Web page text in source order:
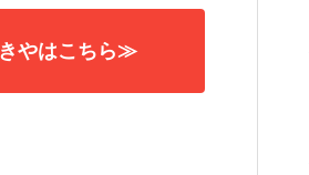
やはこちら≫